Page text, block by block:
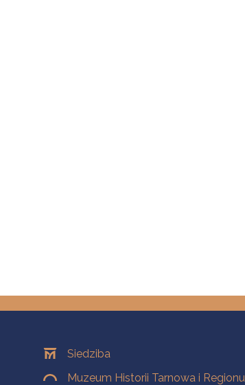
OddziałySiedziba
Muzeum Historii Tarnowa i Regionu